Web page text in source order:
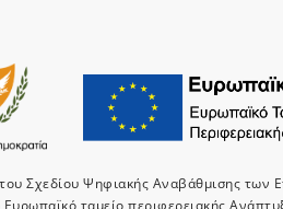
Σχεδίου Ψηφιακής Αναβάθμισης των